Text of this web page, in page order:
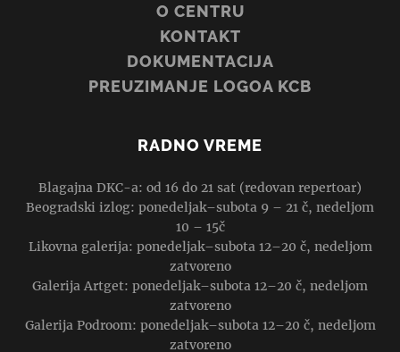
O CENTRU
KONTAKT
DOKUMENTACIJA
PREUZIMANJE LOGOA KCB
RADNO VREME
Blagajna DKC-a: od 16 do 21 sat (redovan repertoar)
Beogradski izlog: ponedeljak–subota 9 – 21 č, nedeljom
10 – 15č
Likovna galerija: ponedeljak–subota 12–20 č, nedeljom
zatvoreno
Galerija Artget: ponedeljak–subota 12–20 č, nedeljom
zatvoreno
Galerija Podroom: ponedeljak–subota 12–20 č, nedeljom
zatvoreno